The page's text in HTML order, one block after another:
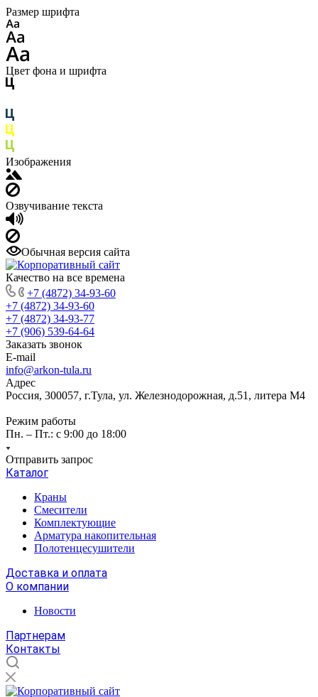
Размер шрифта
Цвет фона и шрифта
Изображения
Озвучивание текста
Обычная версия сайта
Качество на все времена
+7 (4872) 34-93-60
+7 (4872) 34-93-60
+7 (4872) 34-93-77
+7 (906) 539-64-64
Заказать звонок
E-mail
info@arkon-tula.ru
Адрес
Россия, 300057, г.Тула, ул. Железнодорожная, д.51, литера М4
Режим работы
Пн. – Пт.: с 9:00 до 18:00
Отправить запрос
Каталог
Краны
Смесители
Комплектующие
Арматура накопительная
Полотенцесушители
Доставка и оплата
О компании
Новости
Партнерам
Контакты